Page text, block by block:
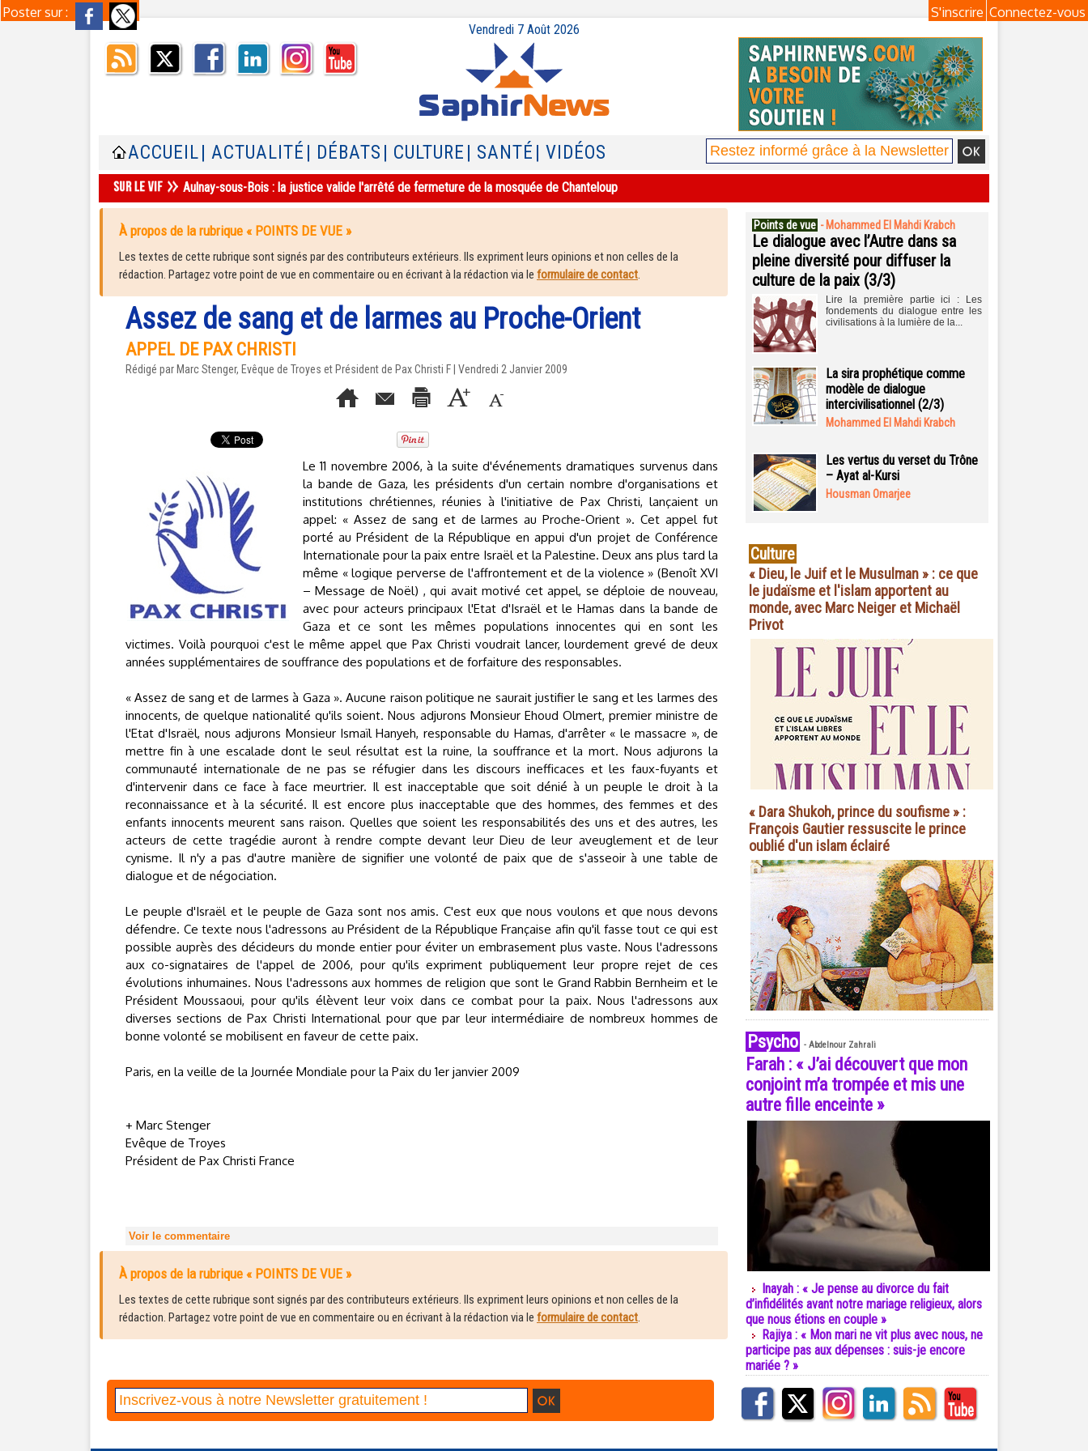
Poster sur : Connectez-vous
S'inscrire
Vendredi 7 Août 2026
ACCUEIL | ACTUALITÉ | DÉBATS | CULTURE | SANTÉ | VIDÉOS
Aulnay-sous-Bois : la justice valide l'arrêté de fermeture de la mosquée de Chanteloup
À propos de la rubrique « POINTS DE VUE »
Les textes de cette rubrique sont signés par des contributeurs extérieurs. Ils expriment leurs opinions et non celles de la
rédaction. Partagez votre point de vue en commentaire ou en écrivant à la rédaction via le formulaire de contact.
Assez de sang et de larmes au Proche-Orient
APPEL DE PAX CHRISTI
Rédigé par Marc Stenger, Evêque de Troyes et Président de Pax Christi F | Vendredi 2 Janvier 2009
Le 11 novembre 2006, à la suite d'événements dramatiques survenus dans
la bande de Gaza, les présidents d'un certain nombre d'organisations et
institutions chrétiennes, réunies à l'initiative de Pax Christi, lançaient un
appel: « Assez de sang et de larmes au Proche-Orient ». Cet appel fut
porté au Président de la République en appui d'un projet de Conférence
Internationale pour la paix entre Israël et la Palestine. Deux ans plus tard la
même « logique perverse de l'affrontement et de la violence » (Benoît XVI
– Message de Noël) , qui avait motivé cet appel, se déploie de nouveau,
avec pour acteurs principaux l'Etat d'Israël et le Hamas dans la bande de
Gaza et ce sont les mêmes populations innocentes qui en sont les
victimes. Voilà pourquoi c'est le même appel que Pax Christi voudrait lancer, lourdement grevé de deux
années supplémentaires de souffrance des populations et de forfaiture des responsables.
« Assez de sang et de larmes à Gaza ». Aucune raison politique ne saurait justifier le sang et les larmes des
innocents, de quelque nationalité qu'ils soient. Nous adjurons Monsieur Ehoud Olmert, premier ministre de
l'Etat d'Israël, nous adjurons Monsieur Ismaïl Hanyeh, responsable du Hamas, d'arrêter « le massacre », de
mettre fin à une escalade dont le seul résultat est la ruine, la souffrance et la mort. Nous adjurons la
communauté internationale de ne pas se réfugier dans les discours inefficaces et les faux-fuyants et
d'intervenir dans ce face à face meurtrier. Il est inacceptable que soit dénié à un peuple le droit à la
reconnaissance et à la sécurité. Il est encore plus inacceptable que des hommes, des femmes et des
enfants innocents meurent sans raison. Quelles que soient les responsabilités des uns et des autres, les
acteurs de cette tragédie auront à rendre compte devant leur Dieu de leur aveuglement et de leur
cynisme. Il n'y a pas d'autre manière de signifier une volonté de paix que de s'asseoir à une table de
dialogue et de négociation.
Le peuple d'Israël et le peuple de Gaza sont nos amis. C'est eux que nous voulons et que nous devons
défendre. Ce texte nous l'adressons au Président de la République Française afin qu'il fasse tout ce qui est
possible auprès des décideurs du monde entier pour éviter un embrasement plus vaste. Nous l'adressons
aux co-signataires de l'appel de 2006, pour qu'ils expriment publiquement leur propre rejet de ces
évolutions inhumaines. Nous l'adressons aux hommes de religion que sont le Grand Rabbin Bernheim et le
Président Moussaoui, pour qu'ils élèvent leur voix dans ce combat pour la paix. Nous l'adressons aux
diverses sections de Pax Christi International pour que par leur intermédiaire de nombreux hommes de
bonne volonté se mobilisent en faveur de cette paix.
Paris, en la veille de la Journée Mondiale pour la Paix du 1er janvier 2009
+ Marc Stenger
Evêque de Troyes
Président de Pax Christi France
Voir le commentaire
À propos de la rubrique « POINTS DE VUE »
Les textes de cette rubrique sont signés par des contributeurs extérieurs. Ils expriment leurs opinions et non celles de la
rédaction. Partagez votre point de vue en commentaire ou en écrivant à la rédaction via le formulaire de contact.
Points de vue - Mohammed El Mahdi Krabch
Le dialogue avec l’Autre dans sa
pleine diversité pour diffuser la
culture de la paix (3/3)
Lire la première partie ici : Les
fondements du dialogue entre les
civilisations à la lumière de la...
La sira prophétique comme
modèle de dialogue
intercivilisationnel (2/3)
Mohammed El Mahdi Krabch
Les vertus du verset du Trône
– Ayat al-Kursi
Housman Omarjee
Culture
« Dieu, le Juif et le Musulman » : ce que
le judaïsme et l'islam apportent au
monde, avec Marc Neiger et Michaël
Privot
« Dara Shukoh, prince du soufisme » :
François Gautier ressuscite le prince
oublié d'un islam éclairé
Psycho - Abdelnour Zahrali
Farah : « J’ai découvert que mon
conjoint m’a trompée et mis une
autre fille enceinte »
Inayah : « Je pense au divorce du fait
d’infidélités avant notre mariage religieux, alors
que nous étions en couple »
Rajiya : « Mon mari ne vit plus avec nous, ne
participe pas aux dépenses : suis-je encore
mariée ? »